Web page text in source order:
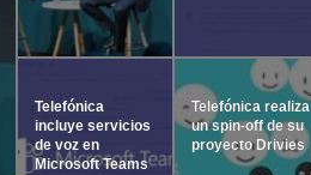
Telefónica
incluye servicios
de voz en
Microsoft Teams
Telefónica realiza
un spin-off de su
proyecto Drivies